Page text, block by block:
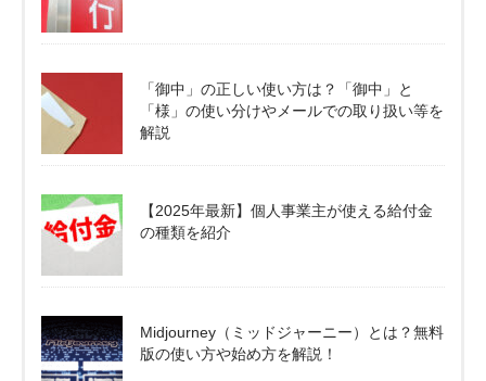
「御中」の正しい使い方は？「御中」と
「様」の使い分けやメールでの取り扱い等を
解説
【2025年最新】個人事業主が使える給付金
の種類を紹介
Midjourney（ミッドジャーニー）とは？無料
版の使い方や始め方を解説！